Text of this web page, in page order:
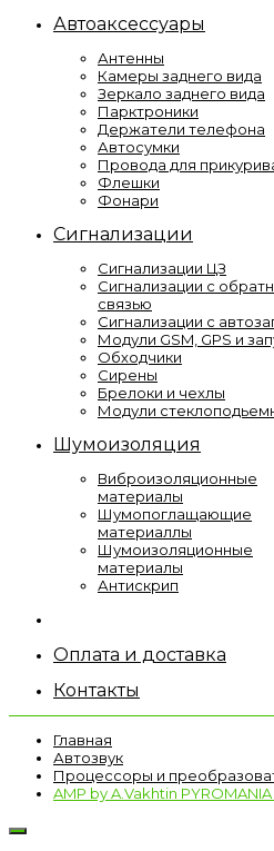
Автоаксессуары
Антенны
Камеры заднего вида
Зеркало заднего вида
Парктроники
Держатели телефона
Автосумки
Провода для
Флешки
Фонари
Сигнализации
Сигнализации ЦЗ
Сигнализации с
связью
Сигнализации с
Модули GSM, GPS и
Обходчики
Сирены
Брелоки и чехлы
Модули
Шумоизоляция
Виброизоляционные
материалы
Шумопоглащающие
материаллы
Шумоизоляционные
материалы
Антискрип
Оплата и доставка
Контакты
Главная
Автозвук
Процессоры и
AMP by A.Vakhtin